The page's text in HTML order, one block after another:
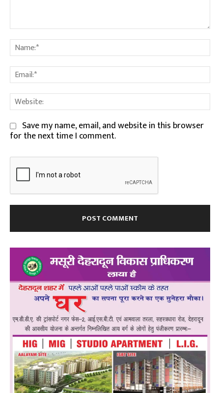
Comment:
Save my name, email, and website in this browser
for the next time I comment.